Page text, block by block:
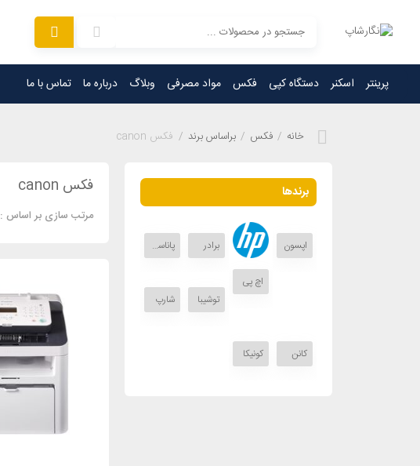
پرینتر اسکنر دستگاه کپی فکس مواد مصرفی وبلاگ درباره ما تماس با ما
خانه / فکس / براساس برند / فکس canon
فکس canon
مرتب سازی بر اساس :
برندها
اپسون
اچ پی
برادر پاناسونیک
توشیبا شارپ
کانن کونیکا